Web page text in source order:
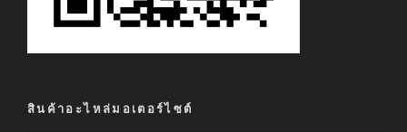
สินค้าอะไหล่มอเตอร์ไซต์